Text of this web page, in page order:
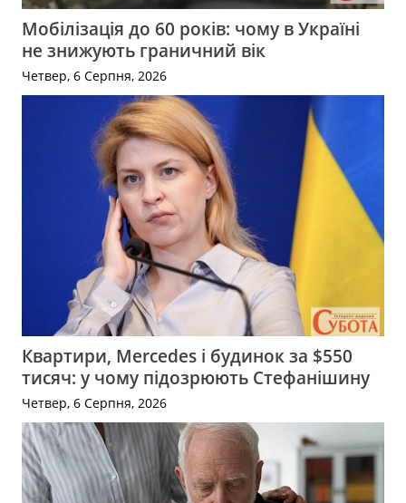
Мобілізація до 60 років: чому в Україні
не знижують граничний вік
Четвер, 6 Серпня, 2026
Квартири, Mercedes і будинок за $550
тисяч: у чому підозрюють Стефанішину
Четвер, 6 Серпня, 2026